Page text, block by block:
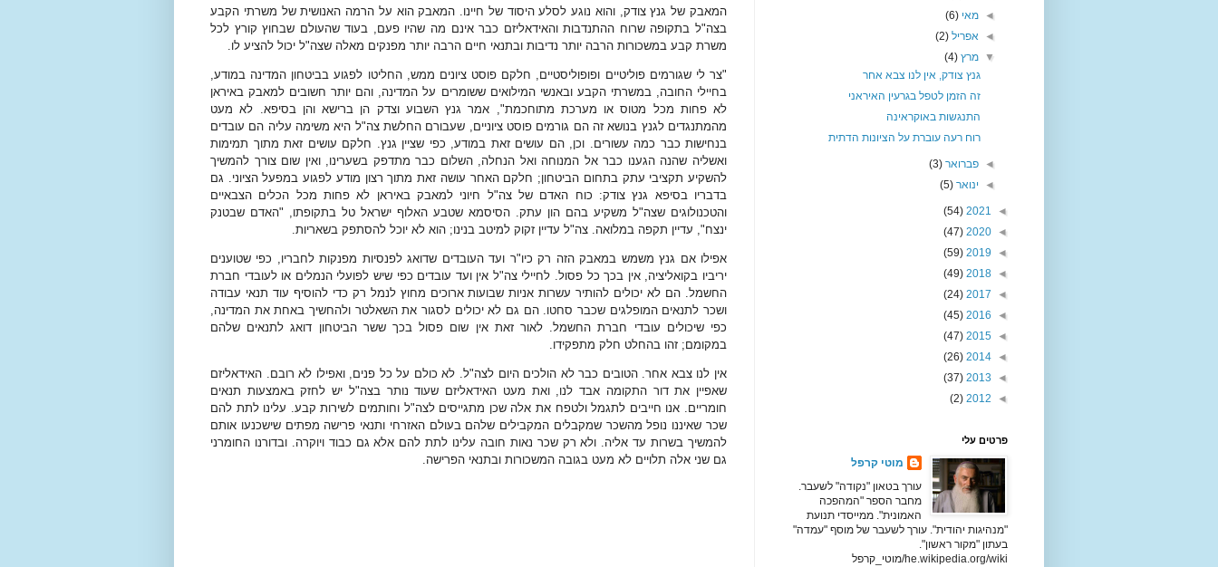
המאבק של גנץ צודק, והוא נוגע לסלע היסוד של חיינו. המאבק הוא על הרמה האנושית של משרתי הקבע
בצה"ל בתקופה שרוח ההתנדבות והאידאליזם כבר אינם מה שהיו פעם, בעוד שהעולם שבחוץ קורץ לכל
משרת קבע במשכורות הרבה יותר נדיבות ובתנאי חיים הרבה יותר מפנקים מאלה שצה"ל יכול להציע לו.
"צר לי שגורמים פוליטיים ופופוליסטיים, חלקם פוסט ציונים ממש, החליטו לפגוע בביטחון המדינה במודע,
בחיילי החובה, במשרתי הקבע ובאנשי המילואים ששומרים על המדינה, והם יותר חשובים למאבק באיראן
לא פחות מכל מטוס או מערכת מתוחכמת", אמר גנץ השבוע וצדק הן ברישא והן בסיפא. לא מעט
מהמתנגדים לגנץ בנושא זה הם גורמים פוסט ציוניים, שעבורם החלשת צה"ל היא משימה עליה הם עובדים
בנחישות כבר כמה עשורים. וכן, הם עושים זאת במודע, כפי שציין גנץ. חלקם עושים זאת מתוך תמימות
ואשליה שהנה הגענו כבר אל המנוחה ואל הנחלה, השלום כבר מתדפק בשערינו, ואין שום צורך להמשיך
להשקיע תקציבי עתק בתחום הביטחון; חלקם האחר עושה זאת מתוך רצון מודע לפגוע במפעל הציוני. גם
בדבריו בסיפא גנץ צודק: כוח האדם של צה"ל חיוני למאבק באיראן לא פחות מכל הכלים הצבאיים
והטכנולוגים שצה"ל משקיע בהם הון עתק. הסיסמא שטבע האלוף ישראל טל בתקופתו, "האדם שבטנק
ינצח", עדיין תקפה במלואה. צה"ל עדיין זקוק למיטב בנינו; הוא לא יוכל להסתפק בשאריות.
אפילו אם גנץ משמש במאבק הזה רק כיו"ר ועד העובדים שדואג לפנסיות מפנקות לחבריו, כפי שטוענים
יריביו בקואליציה, אין בכך כל פסול. לחיילי צה"ל אין ועד עובדים כפי שיש לפועלי הנמלים או לעובדי חברת
החשמל. הם לא יכולים להותיר עשרות אניות שבועות ארוכים מחוץ לנמל רק כדי להוסיף עוד תנאי עבודה
ושכר לתנאים המופלגים שכבר סחטו. הם גם לא יכולים לסגור את השאלטר ולהחשיך באחת את המדינה,
כפי שיכולים עובדי חברת החשמל. לאור זאת אין שום פסול בכך ששר הביטחון דואג לתנאים שלהם
במקומם; זהו בהחלט חלק מתפקידו.
אין לנו צבא אחר. הטובים כבר לא הולכים היום לצה"ל. לא כולם על כל פנים, ואפילו לא רובם. האידאליזם
שאפיין את דור התקומה אבד לנו, ואת מעט האידאליזם שעוד נותר בצה"ל יש לחזק באמצעות תנאים
חומריים. אנו חייבים לתגמל ולטפח את אלה שכן מתגייסים לצה"ל וחותמים לשירות קבע. עלינו לתת להם
שכר שאיננו נופל מהשכר שמקבלים המקבילים שלהם בעולם האזרחי ותנאי פרישה מפתים שישכנעו אותם
להמשיך בשרות עד אליה. ולא רק שכר נאות חובה עלינו לתת להם אלא גם כבוד ויוקרה. ובדורנו החומרני
גם שני אלה תלויים לא מעט בגובה המשכורות ובתנאי הפרישה.
◄מאי(6)
◄ אפריל(2)
▼מרץ(4)
גנץ צודק, אין לנו צבא אחר
זה הזמן לטפל בגרעין האיראני
התנגשות באוקראינה
רוח רעה עוברת על הציונות הדתית
◄פברואר(3)
◄ ינואר(5)
◄
2021
(54)
◄
2020
(47)
◄
2019
(59)
◄
2018
(49)
◄
2017
(24)
◄
2016
(45)
◄
2015
(47)
◄
2014
(26)
◄
2013
(37)
◄
2012
(2)
פרטים עלי
מוטי קרפל
עורך בטאון "נקודה" לשעבר.
מחבר הספר "המהפכה
האמונית". ממייסדי תנועת
"מנהיגות יהודית". עורך לשעבר של מוסף "עמדה"
בעתון "מקור ראשון".
he.wikipedia.org/wiki/מוטי_קרפל